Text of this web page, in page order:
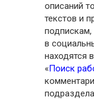
описаний
текстов и
подпискам,
в
находятся
«Поиск